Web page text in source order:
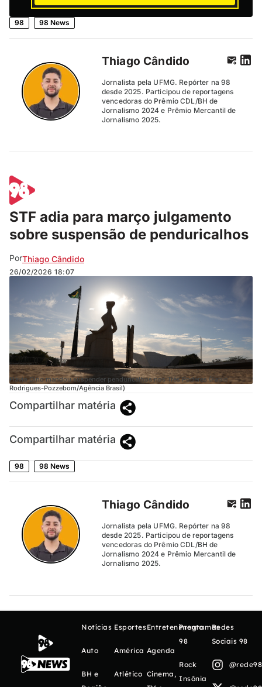
98 98 News
Thiago Cândido
Jornalista pela UFMG. Repórter na 98
desde 2025. Participou de reportagens
vencedoras do Prêmio CDL/BH de
Jornalismo 2024 e Prêmio Mercantil de
Jornalismo 2025.
STF adia para março julgamento
sobre suspensão de penduricalhos
PorThiago Cândido
26/02/2026 18:07
Flávio Dino mandou suspender penduricalhos nos Três Poderes (Fabio
Rodrigues-Pozzebom/Agência Brasil)
Compartilhar matéria
Compartilhar matéria
98 98 News
Thiago Cândido
Jornalista pela UFMG. Repórter na 98
desde 2025. Participou de reportagens
vencedoras do Prêmio CDL/BH de
Jornalismo 2024 e Prêmio Mercantil de
Jornalismo 2025.
Notícias
Auto
BH e
Esportes
América
Atlético
Entretenimento
Agenda
Cinema,
Programas
98
Rock
Insônia
Redes
Sociais 98